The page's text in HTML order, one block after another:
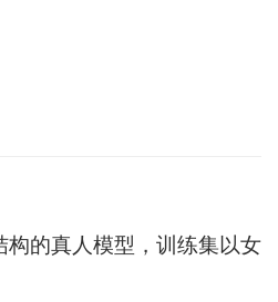
构的真人模型，训练集以女